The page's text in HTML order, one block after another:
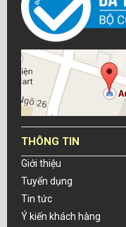
THÔNG TIN
Giới thiệu
Tuyển dụng
Tin tức
Ý kiến khách hàng